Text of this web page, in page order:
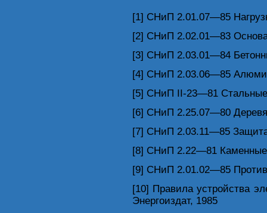
[1] СНиП 2.01.07—85
[2] СНиП 2.02.01—83
[3] СНиП 2.03.01—84
[4] СНиП 2.03.06—85
[5] СНиП II-23—81 Стальные
[6] СНиП 2.25.07—80
[7] СНиП 2.03.11—85 Защита
[8] СНиП 2.22—81 Каменные
[9] СНиП 2.01.02—85
[10] Правила устройства
Энергоиздат, 1985